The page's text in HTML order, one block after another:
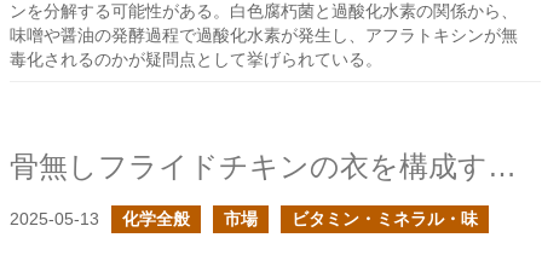
ンを分解する可能性がある。白色腐朽菌と過酸化水素の関係から、
味噌や醤油の発酵過程で過酸化水素が発生し、アフラトキシンが無
毒化されるのかが疑問点として挙げられている。
骨無しフライドチキンの衣を構成する薄力粉とは何か？
2025-05-13 化学全般 市場 ビタミン・ミネラル・味